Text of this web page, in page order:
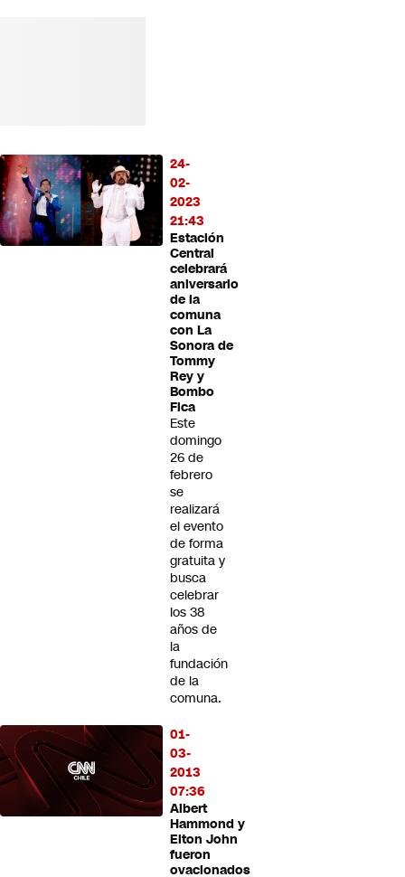
24-
02-
2023
21:43
Estación
Central
celebrará
aniversario
de la
comuna
con La
Sonora de
Tommy
Rey y
Bombo
Fica
Este
domingo
26 de
febrero
se
realizará
el evento
de forma
gratuita y
busca
celebrar
los 38
años de
la
fundación
de la
comuna.
01-
03-
2013
07:36
Albert
Hammond y
Elton John
fueron
ovacionados